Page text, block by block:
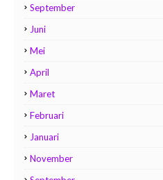
September
Juni
Mei
April
Maret
Februari
Januari
November